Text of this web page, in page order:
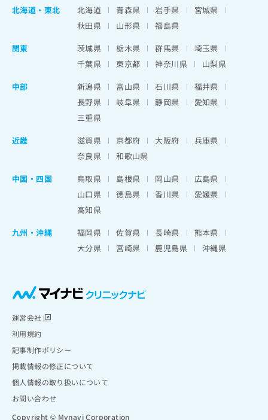
北海道 ・ 東北 北海道 青森県 岩手県
宮城県
秋田県
山形県
福島県
関東
茨城県 栃木県 群馬県
埼玉県
千葉県
東京都 神奈川県
山梨県
中部
新潟県 富山県 石川県
福井県
長野県
岐阜県 静岡県
愛知県
三重県
近畿
滋賀県 京都府 大阪府
兵庫県
奈良県
和歌山県
中国・四国
鳥取県 島根県 岡山県
広島県
山口県
徳島県 香川県
愛媛県
高知県
九州・沖縄
福岡県 佐賀県 長崎県
熊本県
大分県
宮崎県 鹿児島県 沖縄県
運営会社
利用規約
記事制作ポリシー
掲載情報の修正について
個人情報の取り扱いについて
お問い合わせ
Copyright © Mynavi Corporation